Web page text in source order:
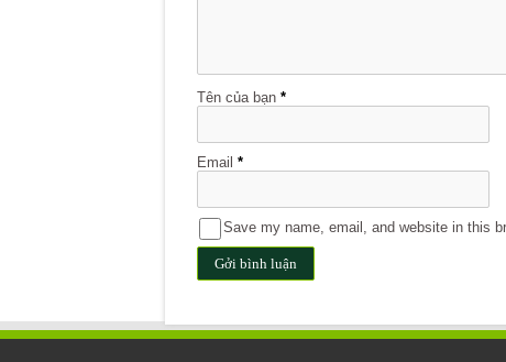
Tên của bạn *
Email *
Save my name, email, and website in this